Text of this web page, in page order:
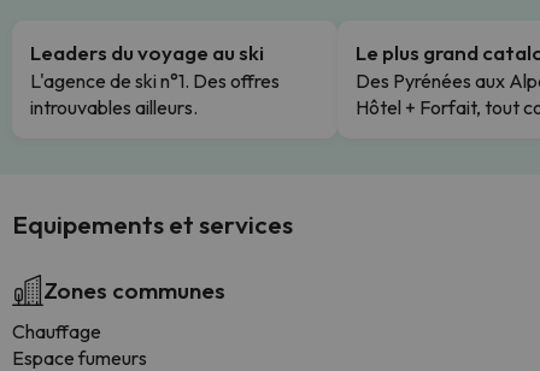
Leaders du voyage au ski
L'agence de ski n°1. Des offres
introuvables ailleurs.
Le plus grand
Des Pyrénées aux
Hôtel + Forfait, tout
Equipements et services
Zones communes
Chauffage
Espace fumeurs